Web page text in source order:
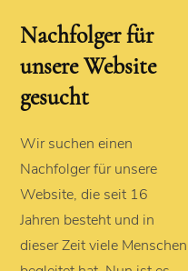
Nachfolger für
unsere Website
gesucht
Wir suchen einen
Nachfolger für unsere
Website, die seit 16
Jahren besteht und in
dieser Zeit viele Menschen